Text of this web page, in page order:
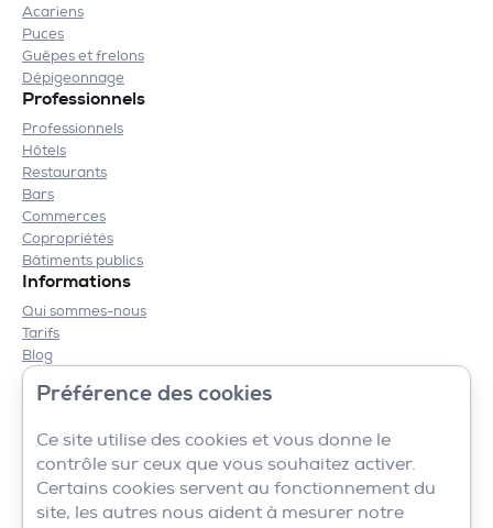
Préférence des cookies
Ce site utilise des cookies et vous donne le
contrôle sur ceux que vous souhaitez activer.
Certains cookies servent au fonctionnement du
site, les autres nous aident à mesurer notre
Acariens
Puces
Guêpes et frelons
Dépigeonnage
Professionnels
Professionnels
Hôtels
Restaurants
Bars
Commerces
Copropriétés
Bâtiments publics
Informations
Qui sommes-nous
Tarifs
Blog
Contact
Mentions légales